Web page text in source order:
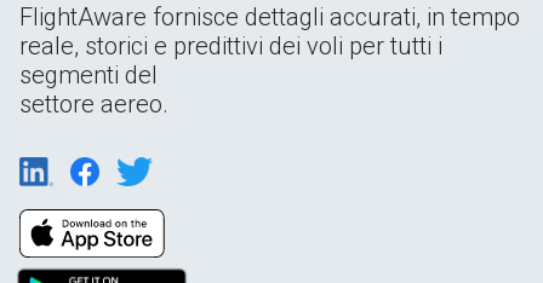
FlightAware fornisce dettagli accurati, in tempo
reale, storici e predittivi dei voli per tutti i
segmenti del
settore aereo.